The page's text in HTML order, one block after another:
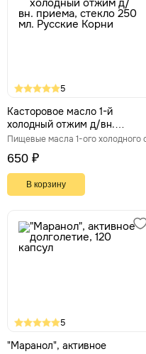
5
Касторовое масло 1-й
холодный отжим д/вн.
приема, стекло 250 мл.
650 ₽
В корзину
5
"Маранол", активное